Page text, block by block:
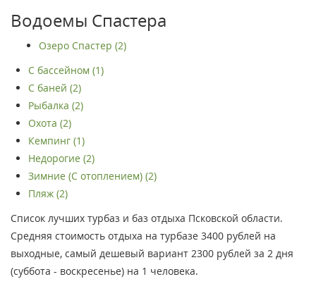
Водоемы Спастера
Озеро Спастер (2)
С бассейном (1)
С баней (2)
Рыбалка (2)
Охота (2)
Кемпинг (1)
Недорогие (2)
Зимние (С отоплением) (2)
Пляж (2)
Список лучших турбаз и баз отдыха Псковской области.
Средняя стоимость отдыха на турбазе 3400 рублей на
выходные, самый дешевый вариант 2300 рублей за 2 дня
(суббота - воскресенье) на 1 человека.